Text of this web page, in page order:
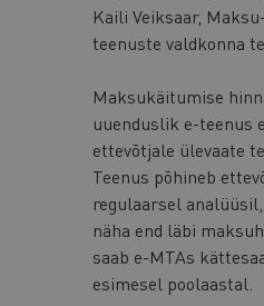
Kaili Veiksaar,
teenuste valdkonna
Maksukäitumise
uuenduslik e-teenus
ettevõtjale ülevaate
Teenus põhineb
regulaarsel
näha end läbi
saab e-MTAs
esimesel poolaastal.